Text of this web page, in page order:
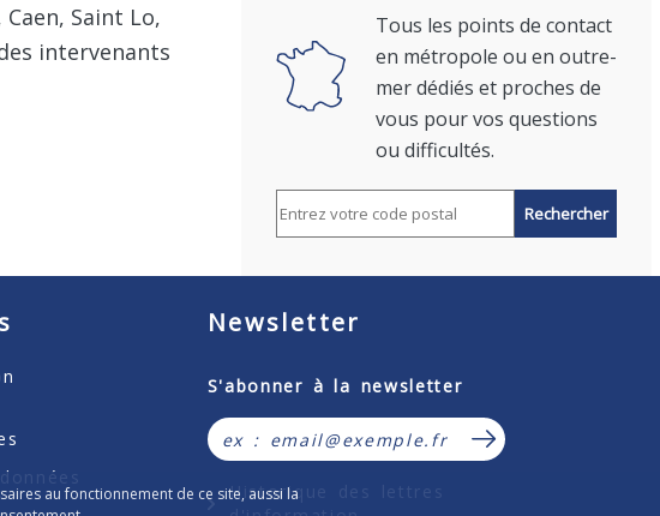
au fonctionnement de ce site, aussi la
Saint Lo,
intervenants
Tous les points de contact
en métropole ou en outre-
mer dédiés et proches de
vous pour vos questions
ou difficultés.
Newsletter
Formulaire d’inscription à la
S'abonner à la newsletter
S’abonner à la
Historique des lettres